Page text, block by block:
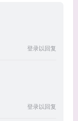
登录以回复
登录以回复